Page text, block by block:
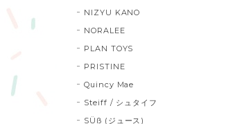
NIZYU KANO
NORALEE
PLAN TOYS
PRISTINE
Quincy Mae
Steiff / シュタイフ
SÜß (ジュース)